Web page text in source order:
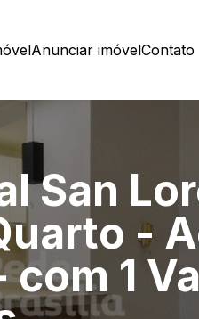
Anunciar imóvelContato
San
-
1